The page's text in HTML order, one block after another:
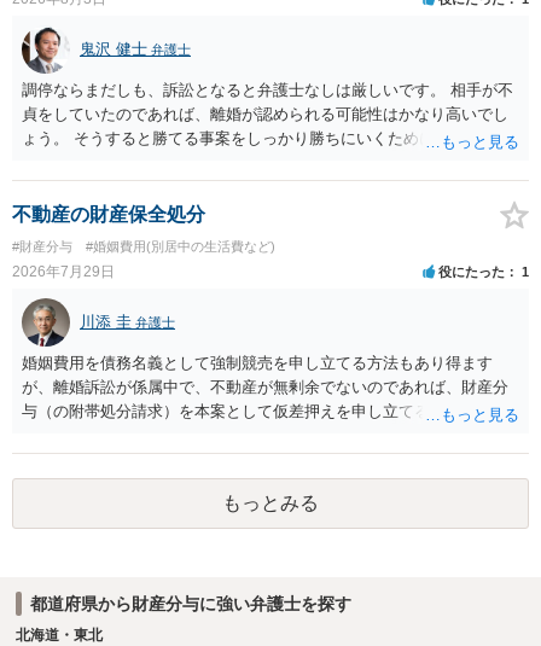
鬼沢 健士 弁護士
調停ならまだしも、訴訟となると弁護士なしは厳しいです。 相手が不
貞をしていたのであれば、離婚が認められる可能性はかなり高いでし
ょう。 そうすると勝てる事案をしっかり勝ちにいくためにも弁護士委
不動産の財産保全処分
#財産分与 #婚姻費用(別居中の生活費など)
2026年7月29日 役にたった 1
川添 圭 弁護士
婚姻費用を債務名義として強制競売を申し立てる方法もあり得ます
が、離婚訴訟が係属中で、不動産が無剰余でないのであれば、財産分
与（の附帯処分請求）を本案として仮差押えを申し立てる（法的には
えられます。弁護士へ依頼しているのであれば、担当弁護士とよく相
談してください。
もっとみる
都道府県から財産分与に強い弁護士を探す
北海道・東北